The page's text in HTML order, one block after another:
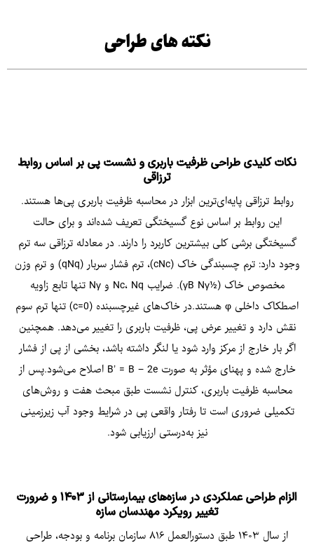
نکته های طراحی
نکات کلیدی طراحی ظرفیت باربری و نشست پی بر اساس روابط
ترزاقی
روابط ترزاقی پایه‌ای‌ترین ابزار در محاسبه ظرفیت باربری پی‌ها هستند.
این روابط بر اساس نوع گسیختگی تعریف شده‌اند و برای حالت
گسیختگی برشی کلی بیشترین کاربرد را دارند. در معادله ترزاقی سه ترم
وجود دارد: ترم چسبندگی خاک (cNc)، ترم فشار سربار (qNq) و ترم وزن
مخصوص خاک (½γB Nγ). ضرایب Nc، Nq و Nγ تنها تابع زاویه
اصطکاک داخلی φ هستند.در خاک‌های غیرچسبنده (c=0) تنها ترم سوم
نقش دارد و تغییر عرض پی، ظرفیت باربری را تغییر می‌دهد. همچنین
اگر بار خارج از مرکز وارد شود یا لنگر داشته باشد، بخشی از پی از فشار
خارج شده و پهنای مؤثر به صورت B’ = B − 2e اصلاح می‌شود.پس از
محاسبه ظرفیت باربری، کنترل نشست طبق مبحث هفت و روش‌های
تکمیلی ضروری است تا رفتار واقعی پی در شرایط وجود آب زیرزمینی
نیز به‌درستی ارزیابی شود.
الزام طراحی عملکردی در سازه‌های بیمارستانی از ۱۴۰۳ و ضرورت
تغییر رویکرد مهندسان سازه
از سال ۱۴۰۳ طبق دستورالعمل ۸۱۶ سازمان برنامه و بودجه، طراحی